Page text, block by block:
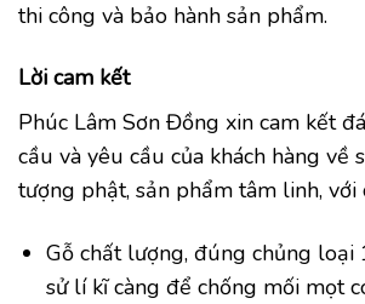
thi công và bảo hành sản phẩm.
Lời cam kết
Phúc Lâm Sơn Đồng xin cam kết
cầu và yêu cầu của khách hàng về
tượng phật, sản phẩm tâm linh, với
Gỗ chất lượng, đúng chủng loại
sử lí kĩ càng để chống mối mọt